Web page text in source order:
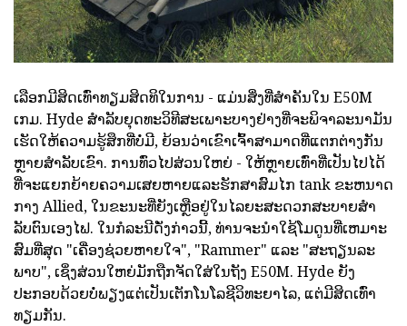
ເລືອກມີສິດເທົ່າທຽມສິດທິໃນການ - ແມ່ນສິ່ງທີ່ສໍາຄັນໃນ E50M
ເກມ. Hyde ສໍາລັບຍຸດທະວິທີສະເພາະບາງຢ່າງທີ່ຈະພິຈາລະນາມັນ
ເຮັດໃຫ້ຄວາມຮູ້ສຶກທີ່ບໍ່ມີ, ຍ້ອນວ່າເຂົາເຈົ້າສາມາດທີ່ແຕກຕ່າງກັນ
ຫຼາຍສໍາລັບເຂົາ. ການທົ່ວໄປສ່ວນໃຫຍ່ - ໃຫ້ຫຼາຍເທົ່າທີ່ເປັນໄປໄດ້
ທີ່ຈະແຍກຍ້າຍຄວາມເສຍຫາຍແລະຮັກສາສົມໄກ tank ຂະຫນາດ
ກາງ Allied, ໃນຂະນະທີ່ຍັງເຫຼືອຢູ່ໃນໄລຍະສະດວກສະບາຍສໍາ
ລັບຕົນເອງໄຟ. ໃນກໍລະນີດັ່ງກ່າວນີ້, ທ່ານຈະນໍາໃຊ້ໂມດູນທີ່ເຫມາະ
ສົມທີ່ສຸດ "ເຄື່ອງຊ່ວຍຫາຍໃຈ", "Rammer" ແລະ "ສະຖຽນລະ
ພາບ", ເຊິ່ງສ່ວນໃຫຍ່ມັກຖືກຈັດໃສ່ໃນຖັງ E50M. Hyde ຍັງ
ປະກອບດ້ວຍບໍ່ພຽງແຕ່ເປັນເຕັກໂນໂລຊີວິທະຍາໄລ, ແຕ່ມີສິດເທົ່າ
ທຽມກັນ.